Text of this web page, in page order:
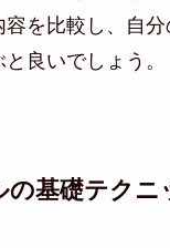
容を比較し、自
良いでしょう。
の基礎テクニ